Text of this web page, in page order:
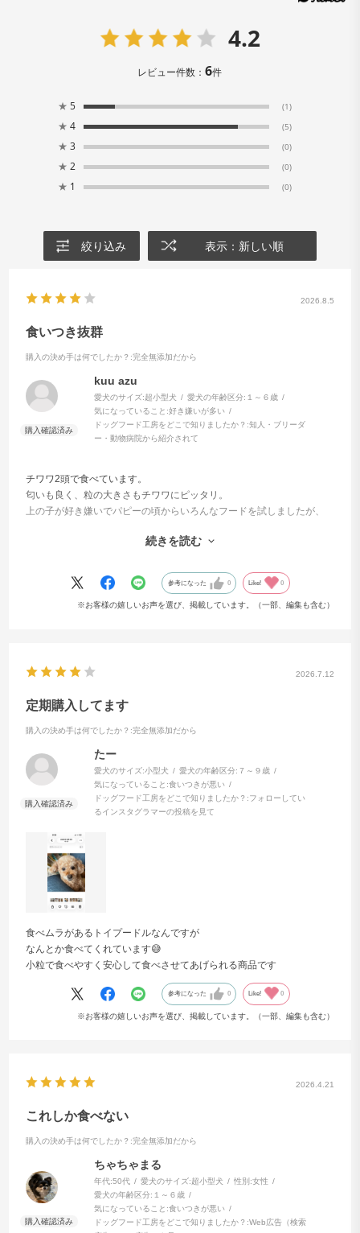
袋を開けるとただようかつおぶしのおいしそうな香り
は、ワンちゃんにもご家族にも大好評。
無添加食材で世界の栄養基準AAFCOをクリア*
「ドッグフード工房」は、人間の食事と同じようにワン
ちゃんの体に必要なすべての栄養を天然食材だけで摂る
ことにこだわった無添加フードです。
房」は合成添加物を一切使用せずに天然食材のみでAAFC
Oの基準をクリア（＊）しています。
大切な愛犬のすこやかさのためには、どんな妥協も許さ
ない。自然の恵みをそのまま活かした、安心でおいしい
できたてフードをお届けします。
＊AAFCO（米国飼料検査官協会）が定める成犬期の給与
試験をクリア
用いただいて評価を聞く調査を行いました。
「ドッグフード工房」について犬の飼い主様から相談さ
れた場合に推奨するかどうか聞いたところ、獣医師の9
6％が推奨するという結果になりました。
ドッグフード工房を与え続ける5つのメリ
4.2
レビュー件数：6件
★ 5 (1)
★ 4 (5)
★ 3 (0)
★ 2 (0)
★ 1 (0)
絞り込み 表示：新しい順
2026.8.5
食いつき抜群
購入の決め手は何でしたか？ :完全無添加だから
kuu azu
愛犬のサイズ:超小型犬 愛犬の年齢区分: １～６歳
気になっていること:好き嫌いが多い
ドッグフード工房をどこで知りましたか？:知人・ブリーダ
ー・動物病院から紹介されて
チワワ2頭で食べています。
匂いも良く、粒の大きさもチワワにピッタリ。
上の子が好き嫌いでパピーの頃からいろんなフードを試しましたが、
我が家では3種類を混ぜていますが、偏りなく食べてくれるので助かっ
続きを読む
参考になった 0 Like! 0
※お客様の嬉しいお声を選び、掲載しています。（一部、編集も含む）
2026.7.12
定期購入してます
購入の決め手は何でしたか？ :完全無添加だから
たー
愛犬のサイズ:小型犬 愛犬の年齢区分: ７～９歳
気になっていること:食いつきが悪い
ドッグフード工房をどこで知りましたか？:フォローしてい
るインスタグラマーの投稿を見て
食べムラがあるトイプードルなんですが
なんとか食べてくれています😅
小粒で食べやすく安心して食べさせてあげられる商品です
参考になった 0 Like! 0
※お客様の嬉しいお声を選び、掲載しています。（一部、編集も含む）
2026.4.21
これしか食べない
購入の決め手は何でしたか？ :完全無添加だから
ちゃちゃまる
年代:50代 愛犬のサイズ:超小型犬 性別:女性
愛犬の年齢区分: １～６歳
気になっていること:食いつきが悪い
ドッグフード工房をどこで知りましたか？:Web広告（検索